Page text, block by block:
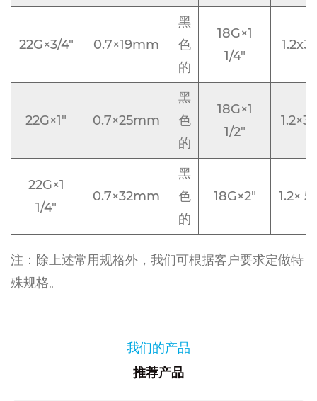
22G×3/4" 0.7×19mm
黑
色
的
18G×1
1/4"
22G×1" 0.7×25mm
黑
色
的
18G×1
1/2"
22G×1
1/4"
0.7×32mm
黑
色
的
18G×2" 1.2×
注：除上述常用规格外，我们可根据客户要求定做特
殊规格。
我们的产品
推荐产品